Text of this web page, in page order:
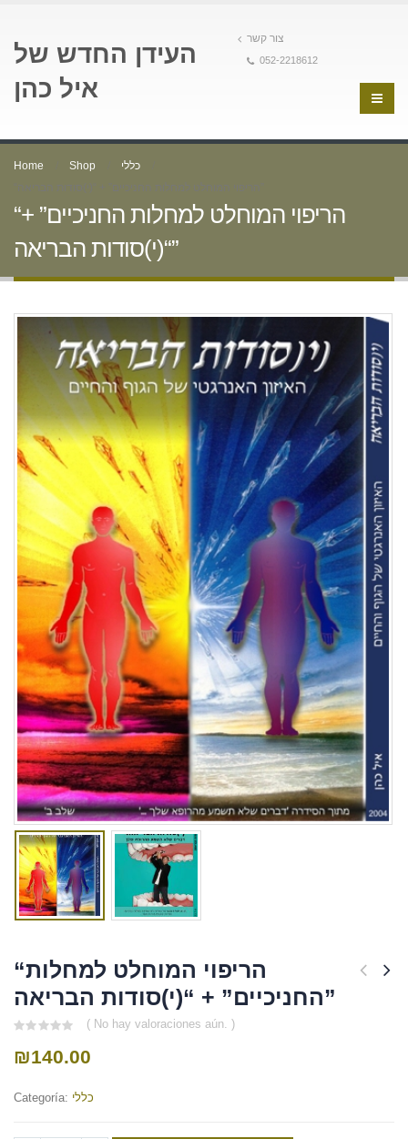
העידן החדש של
איל כהן
צור קשר
052-2218612
Home Shop
כללי
“הריפוי המוחלט למחלות החניכיים” +
“(י)סודות הבריאה”
“הריפוי המוחלט למחלות
החניכיים” + “(י)סודות הבריאה”
out
of
( No hay valoraciones aún. )
₪140.00
Categoría: כללי